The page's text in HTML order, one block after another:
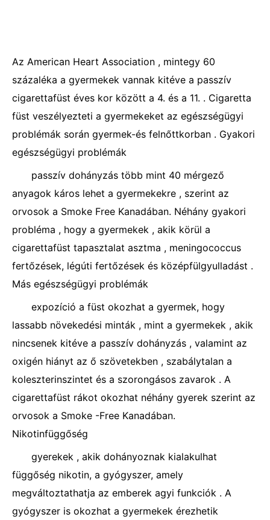
Az American Heart Association , mintegy 60
százaléka a gyermekek vannak kitéve a passzív
cigarettafüst éves kor között a 4. és a 11. . Cigaretta
füst veszélyezteti a gyermekeket az egészségügyi
problémák során gyermek-és felnőttkorban . Gyakori
egészségügyi problémák
passzív dohányzás több mint 40 mérgező
anyagok káros lehet a gyermekekre , szerint az
orvosok a Smoke Free Kanadában. Néhány gyakori
probléma , hogy a gyermekek , akik körül a
cigarettafüst tapasztalat asztma , meningococcus
fertőzések, légúti fertőzések és középfülgyulladást .
Más egészségügyi problémák
expozíció a füst okozhat a gyermek, hogy
lassabb növekedési minták , mint a gyermekek , akik
nincsenek kitéve a passzív dohányzás , valamint az
oxigén hiányt az ő szövetekben , szabálytalan a
koleszterinszintet és a szorongásos zavarok . A
cigarettafüst rákot okozhat néhány gyerek szerint az
orvosok a Smoke -Free Kanadában.
Nikotinfüggőség
gyerekek , akik dohányoznak kialakulhat
függőség nikotin, a gyógyszer, amely
megváltoztathatja az emberek agyi funkciók . A
gyógyszer is okozhat a gyermekek érezhetik